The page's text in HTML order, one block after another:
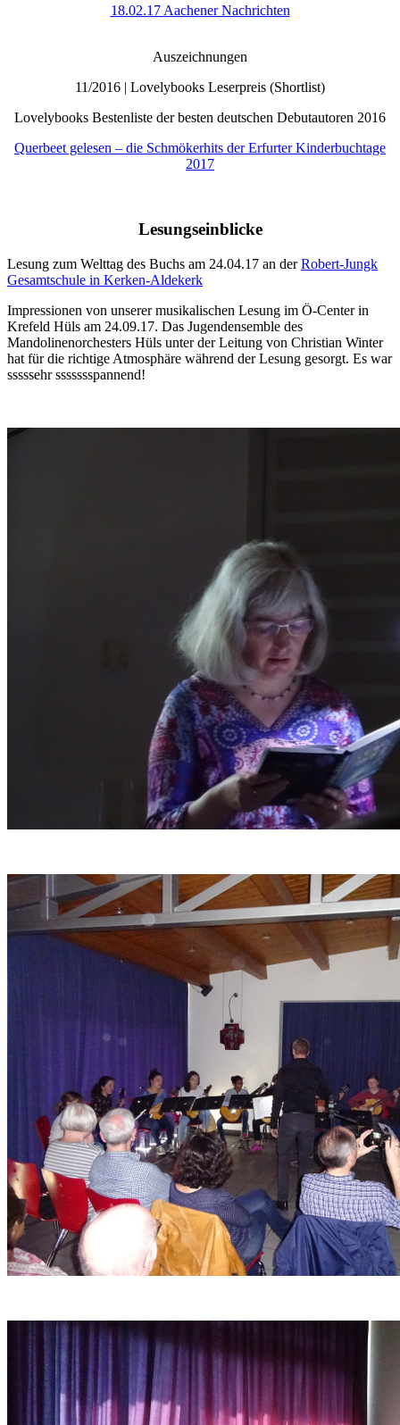
18.02.17 Aachener Nachrichten
Auszeichnungen
11/2016 | Lovelybooks Leserpreis (Shortlist)
Lovelybooks Bestenliste der besten deutschen Debutautoren 2016
Querbeet gelesen – die Schmökerhits der Erfurter Kinderbuchtage
2017
Lesungseinblicke
Lesung zum Welttag des Buchs am 24.04.17 an derRobert-Jungk
Gesamtschule in Kerken-Aldekerk
Impressionen von unserer musikalischen Lesung im Ö-Center in
Krefeld Hüls am 24.09.17. Das Jugendensemble des
Mandolinenorchesters Hüls unter der Leitung von Christian Winter
hat für die richtige Atmosphäre während der Lesung gesorgt. Es war
sssssehr ssssssspannend!